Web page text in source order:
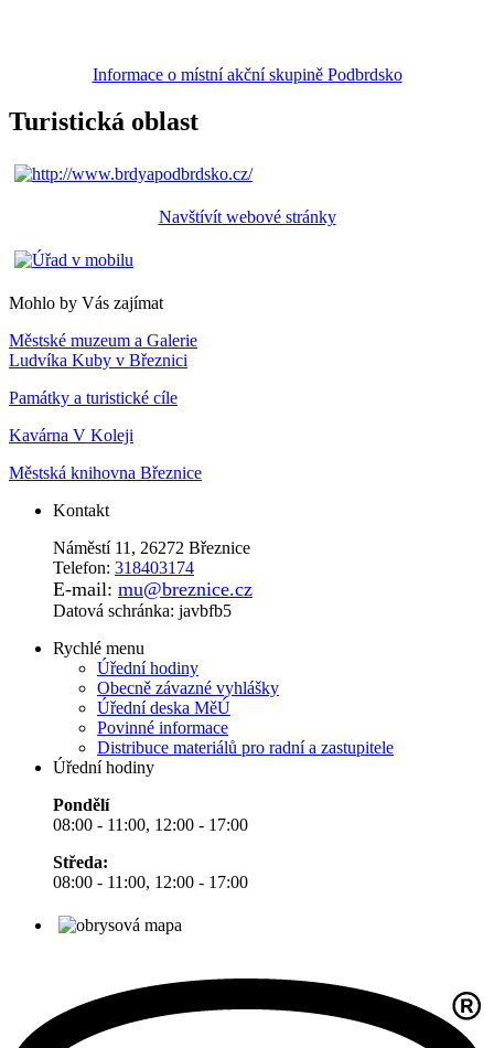
Informace o místní akční skupině Podbrdsko
Turistická oblast
Navštívít webové stránky
Mohlo by Vás zajímat
Městské muzeum a Galerie
Ludvíka Kuby v Březnici
Památky a turistické cíle
Kavárna V Koleji
Městská knihovna Březnice
Kontakt
Náměstí 11, 26272 Březnice
Telefon: 318403174
E-mail: mu@breznice.cz
Datová schránka: javbfb5
Rychlé menu
Úřední hodiny
Obecně závazné vyhlášky
Úřední deska MěÚ
Povinné informace
Distribuce materiálů pro radní a zastupitele
Úřední hodiny
Pondělí
08:00 - 11:00, 12:00 - 17:00
Středa:
08:00 - 11:00, 12:00 - 17:00